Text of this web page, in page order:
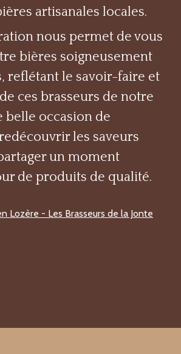
artisanales locales.
nous permet de vous
bières soigneusement
reflétant le savoir-faire et
ces brasseurs de notre
belle occasion de
les saveurs
un moment
de produits de qualité.
Lozère - Les Brasseurs de la Jonte